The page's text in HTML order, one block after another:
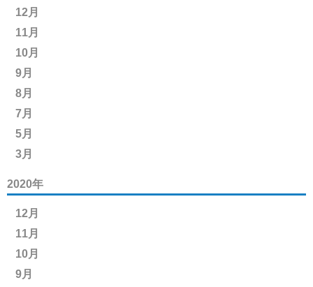
12月
11月
10月
9月
8月
7月
5月
3月
2020年
12月
11月
10月
9月